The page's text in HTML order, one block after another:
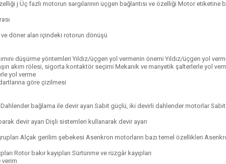
j Üç fazlı motorun sargılarının üçgen bağlantısı ve özelliği Motor etiketine
döner alan içindeki rotorun dönüşü
düşürme yöntemleri Yıldız/üçgen yol vermenin önemi Yıldız/üçgen yol
akım rölesi, sigorta kontaktör seçimi Mekanik ve manyetik şalterlerle yol
yol verme
göre çizilmesi
Dahlender bağlama ile devir ayarı Sabit güçlü, iki devirli dahlender motorlar
devir ayarı Dişli sistemleri kullanarak devir ayarı
Alçak gerilim şebekesi Asenkron motorların bazı temel özellikleri
Rotor bakır kayıpları Sürtünme ve rüzgâr kayıpları